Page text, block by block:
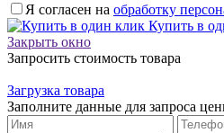
Я согласен на обработку
Купить в
Закрыть окно
Запросить стоимость товара
Загрузка товара
Заполните данные для запроса